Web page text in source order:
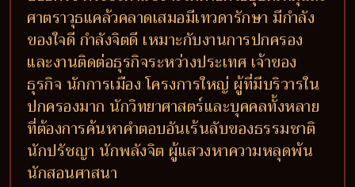
ศาตราวุธแคล้วคลาดเสมอมีเทวดารักษา มีกำลัง
ของใจดี กำลังจิตดี เหมาะกับงานการปกครอง
และงานติดต่อธุรกิจระหว่างประเทศ เจ้าของ
ธุรกิจ นักการเมือง โครงการใหญ่ ผู้ที่มีบริวารใน
ปกครองมาก นักวิทยาศาสตร์และบุคคลทั้งหลาย
ที่ต้องการค้นหาคำตอบอันเร้นลับของธรรมชาติ
นักปรัชญา นักพลังจิต ผู้แสวงหาความหลุดพ้น
นักสอนศาสนา